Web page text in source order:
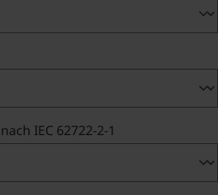
IEC 62722-2-1